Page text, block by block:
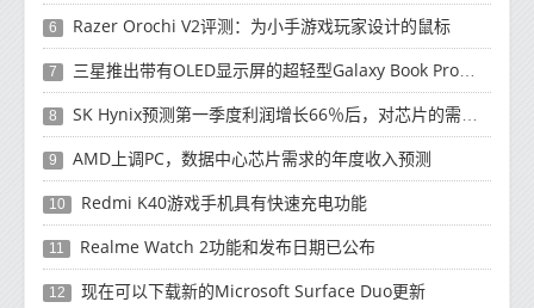
6 Razer Orochi V2评测：为小手游戏玩家设计的鼠标
7 三星推出带有OLED显示屏的超轻型Galaxy Book Pro和Galaxy Book Pro 360笔记本电脑
8 SK Hynix预测第一季度利润增长66％后，对芯片的需求将增强
9 AMD上调PC，数据中心芯片需求的年度收入预测
10 Redmi K40游戏手机具有快速充电功能
11 Realme Watch 2功能和发布日期已公布
12 现在可以下载新的Microsoft Surface Duo更新